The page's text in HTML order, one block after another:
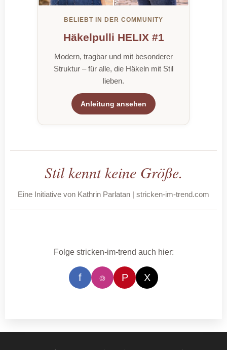
BELIEBT IN DER COMMUNITY
Häkelpulli HELIX #1
Modern, tragbar und mit besonderer
Struktur – für alle, die Häkeln mit Stil
lieben.
Anleitung ansehen
Stil kennt keine Größe.
Eine Initiative von Kathrin Parlatan | stricken-im-trend.com
Folge stricken-im-trend auch hier:
f ⌾ P X